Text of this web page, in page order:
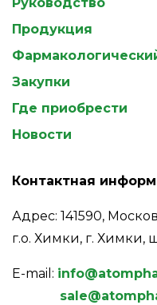
Руководство
Продукция
Закупки
Где приобрести
Новости
Контактная
Адрес: 141590,
г.о. Химки, г. Химки,
E-mail: